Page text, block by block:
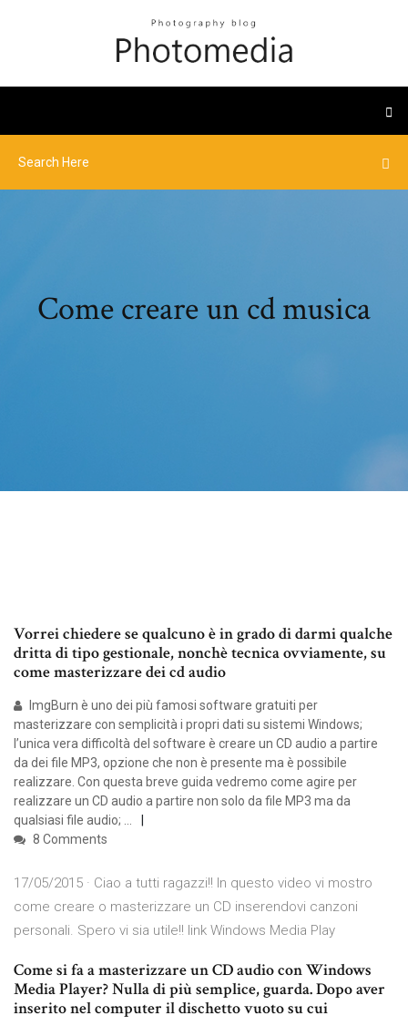
Come creare un cd musica
Vorrei chiedere se qualcuno è in grado di darmi qualche
dritta di tipo gestionale, nonchè tecnica ovviamente, su
come masterizzare dei cd audio
ImgBurn è uno dei più famosi software gratuiti per
masterizzare con semplicità i propri dati su sistemi Windows;
l’unica vera difficoltà del software è creare un CD audio a partire
da dei file MP3, opzione che non è presente ma è possibile
realizzare. Con questa breve guida vedremo come agire per
realizzare un CD audio a partire non solo da file MP3 ma da
qualsiasi file audio; …
8 Comments
17/05/2015 · Ciao a tutti ragazzi!! In questo video vi mostro
come creare o masterizzare un CD inserendovi canzoni
personali. Spero vi sia utile!! link Windows Media Play
Come si fa a masterizzare un CD audio con Windows
Media Player? Nulla di più semplice, guarda. Dopo aver
inserito nel computer il dischetto vuoto su cui